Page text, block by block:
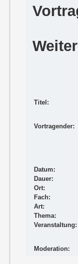
Titel:
Vortragender:
Datum:
Dauer:
Ort:
Fach:
Art:
Thema:
Veranstaltung:
Moderation: